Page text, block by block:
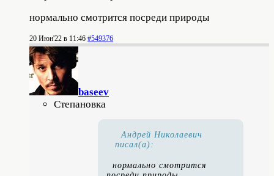
нормально смотрится посреди природы
20 Июн'22 в 11:46 #549376
baseev
Степановка
Андрей Николаевич
писал(а):
нормально смотрится